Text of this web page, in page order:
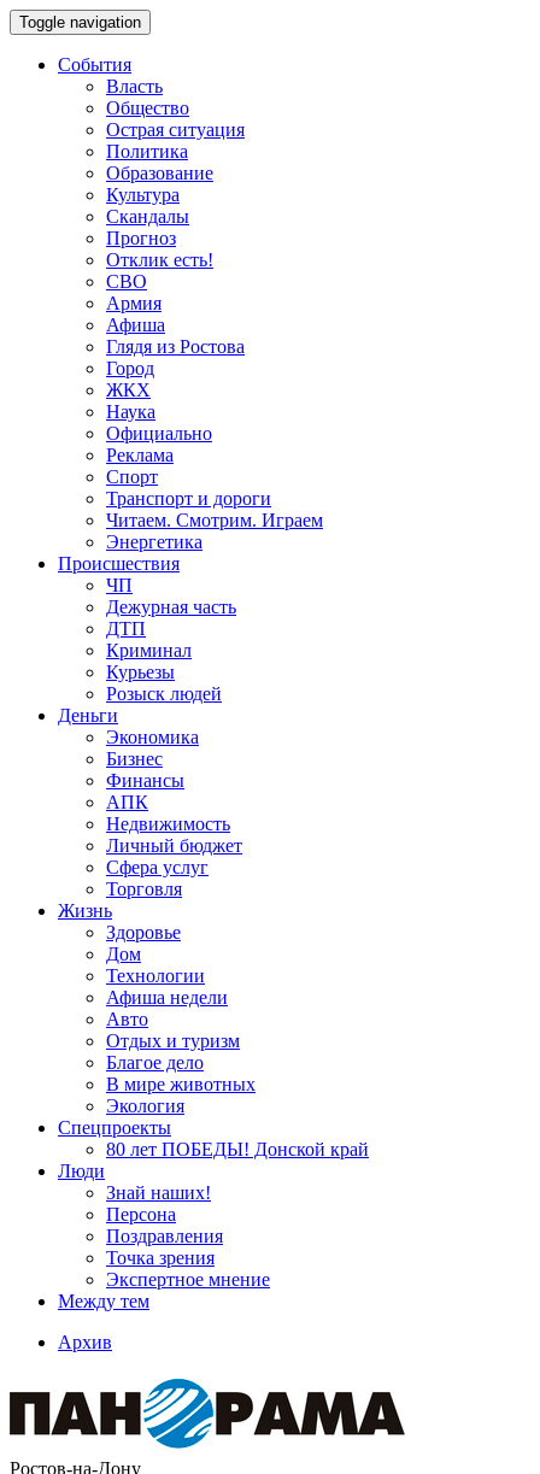
Toggle navigation
События
Власть
Общество
Острая ситуация
Политика
Образование
Культура
Скандалы
Прогноз
Отклик есть!
СВО
Армия
Афиша
Глядя из Ростова
Город
ЖКХ
Наука
Официально
Реклама
Спорт
Транспорт и дороги
Читаем. Смотрим. Играем
Энергетика
Происшествия
ЧП
Дежурная часть
ДТП
Криминал
Курьезы
Розыск людей
Деньги
Экономика
Бизнес
Финансы
АПК
Недвижимость
Личный бюджет
Сфера услуг
Торговля
Жизнь
Здоровье
Дом
Технологии
Афиша недели
Авто
Отдых и туризм
Благое дело
В мире животных
Экология
Спецпроекты
80 лет ПОБЕДЫ! Донской край
Люди
Знай наших!
Персона
Поздравления
Точка зрения
Экспертное мнение
Между тем
Архив
Ростов-на-Дону